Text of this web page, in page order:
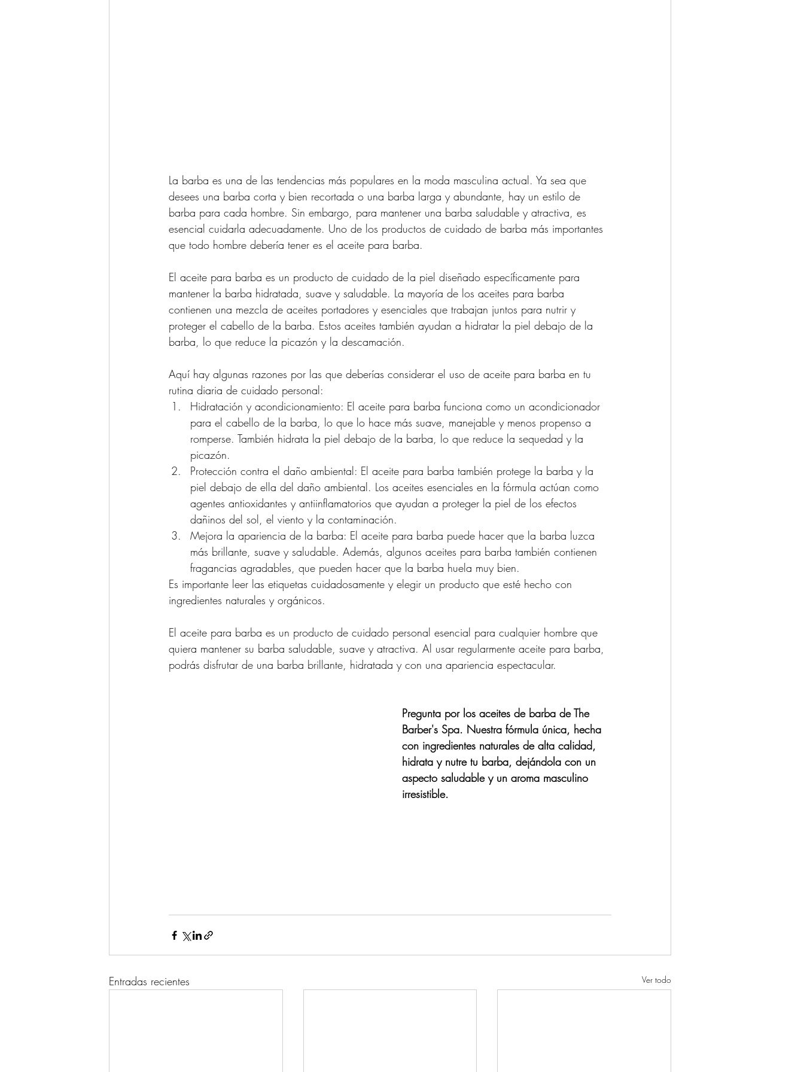
La barba es una de las tendencias más populares en la moda masculina actual. Ya sea que
desees una barba corta y bien recortada o una barba larga y abundante, hay un estilo de
barba para cada hombre. Sin embargo, para mantener una barba saludable y atractiva, es
esencial cuidarla adecuadamente. Uno de los productos de cuidado de barba más importantes
que todo hombre debería tener es el aceite para barba.
El aceite para barba es un producto de cuidado de la piel diseñado específicamente para
mantener la barba hidratada, suave y saludable. La mayoría de los aceites para barba
contienen una mezcla de aceites portadores y esenciales que trabajan juntos para nutrir y
proteger el cabello de la barba. Estos aceites también ayudan a hidratar la piel debajo de la
barba, lo que reduce la picazón y la descamación.
Aquí hay algunas razones por las que deberías considerar el uso de aceite para barba en tu
rutina diaria de cuidado personal:
Hidratación y acondicionamiento: El aceite para barba funciona como un acondicionador
para el cabello de la barba, lo que lo hace más suave, manejable y menos propenso a
romperse. También hidrata la piel debajo de la barba, lo que reduce la sequedad y la
picazón.
Protección contra el daño ambiental: El aceite para barba también protege la barba y la
piel debajo de ella del daño ambiental. Los aceites esenciales en la fórmula actúan como
agentes antioxidantes y antiinflamatorios que ayudan a proteger la piel de los efectos
dañinos del sol, el viento y la contaminación.
Mejora la apariencia de la barba: El aceite para barba puede hacer que la barba luzca
más brillante, suave y saludable. Además, algunos aceites para barba también contienen
fragancias agradables, que pueden hacer que la barba huela muy bien.
Es importante leer las etiquetas cuidadosamente y elegir un producto que esté hecho con
ingredientes naturales y orgánicos.
El aceite para barba es un producto de cuidado personal esencial para cualquier hombre que
quiera mantener su barba saludable, suave y atractiva. Al usar regularmente aceite para barba,
podrás disfrutar de una barba brillante, hidratada y con una apariencia espectacular.
Pregunta por los aceites de barba de The
Barber's Spa. Nuestra fórmula única, hecha
con ingredientes naturales de alta calidad,
hidrata y nutre tu barba, dejándola con un
aspecto saludable y un aroma masculino
irresistible.
Entradas recientes Ver todo